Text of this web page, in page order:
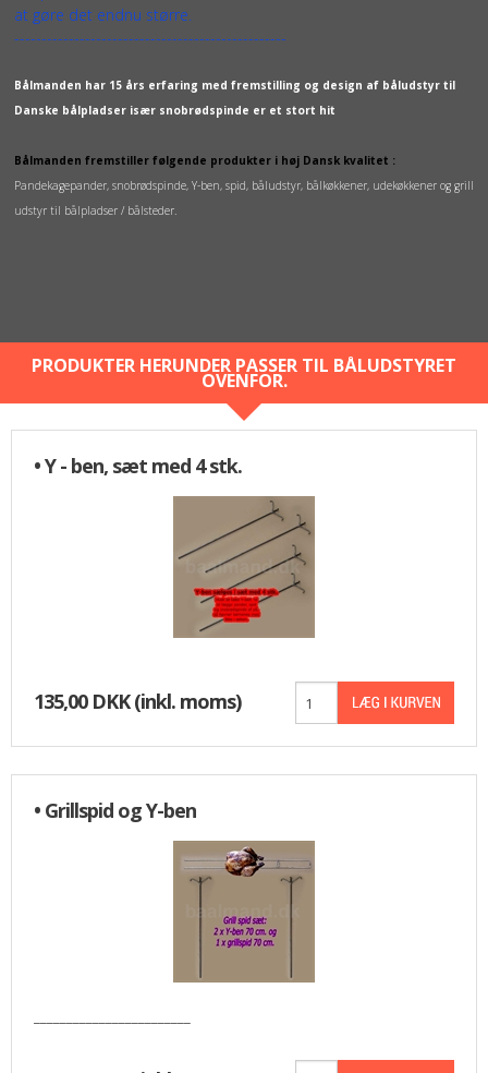
at gøre det endnu større.
--------------------------------------------------
Bålmanden har 15 års erfaring med fremstilling og design af båludstyr til
Danske bålpladser især snobrødspinde er et stort hit
Bålmanden fremstiller følgende produkter i høj Dansk kvalitet :
Pandekagepander, snobrødspinde, Y-ben, spid, båludstyr, bålkøkkener, udekøkkener og grill
udstyr til bålpladser / bålsteder.
PRODUKTER HERUNDER PASSER TIL BÅLUDSTYRET
OVENFOR.
• Y - ben, sæt med 4 stk.
135,00 DKK(inkl. moms)
• Grillspid og Y-ben